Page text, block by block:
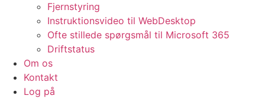
Fjernstyring
Instruktionsvideo til WebDesktop
Ofte stillede spørgsmål til Microsoft 365
Driftstatus
Om os
Kontakt
Log på